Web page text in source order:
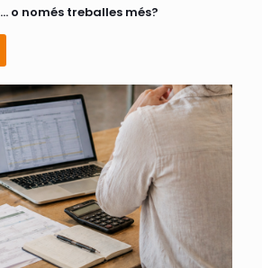
o només treballes més?